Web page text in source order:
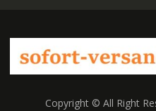
Copyright © All Right